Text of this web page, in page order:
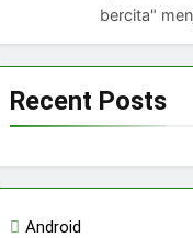
bercita"
Recent Posts
Android